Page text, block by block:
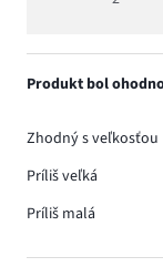
Produkt bol
Zhodný s veľkosťou
Príliš veľká
Príliš malá